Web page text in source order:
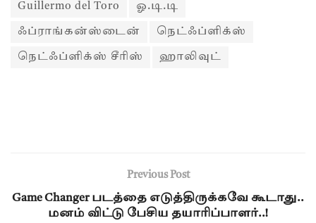
Guillermo del Toro ஓ.டி.டி
ஃப்ராங்கன்ஸ்டைன் நெட்ஃப்ளிக்ஸ்
நெட்ஃப்ளிக்ஸ் சீரிஸ் ஹாலிவுட்
Previous Post
Game Changer படத்தை எடுத்திருக்கவே கூடாது..
மனம் விட்டு பேசிய தயாரிப்பாளர்..!